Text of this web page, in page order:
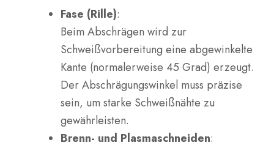
Fase (Rille):
Beim Abschrägen wird zur
Schweißvorbereitung eine abgewinkelte
Kante (normalerweise 45 Grad) erzeugt.
Der Abschrägungswinkel muss präzise
sein, um starke Schweißnähte zu
gewährleisten.
Brenn- und Plasmaschneiden: